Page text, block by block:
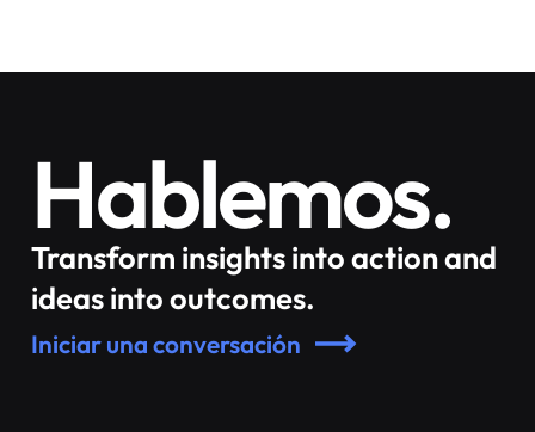
Hablemos.
Transform insights into action and
ideas into outcomes.
Iniciar una conversación